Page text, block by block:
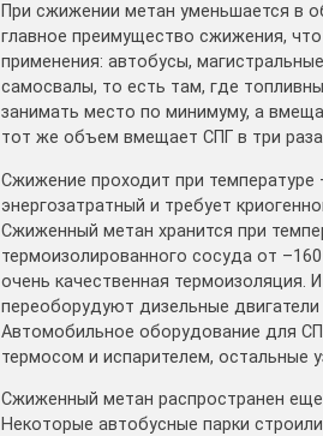
При сжижении метан уменьшается в
главное преимущество сжижения,
применения: автобусы,
самосвалы, то есть там, где
занимать место по минимуму, а
тот же объем вмещает СПГ в три
Сжижение проходит при температуре
энергозатратный и требует
Сжиженный метан хранится при
термоизолированного сосуда от
очень качественная термоизоляция.
пере­оборудуют дизельные
Автомобильное оборудование для
термосом и испарителем, остальные
Сжиженный метан распространен
Некоторые автобусные парки